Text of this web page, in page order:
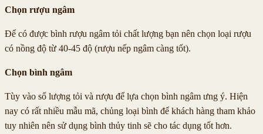
Chọn rượu ngâm
Để có được bình rượu ngâm tỏi chất lượng bạn nên chọn loại rượu
có nồng độ từ 40-45 độ (rượu nếp ngâm càng tốt).
Chọn bình ngâm
Tùy vào số lượng tỏi và rượu để lựa chọn bình ngâm ưng ý. Hiện
nay có rất nhiều mẫu mã, chủng loại bình để khách hàng tham khảo
tuy nhiên nên sử dụng bình thủy tinh sẽ cho tác dụng tốt hơn.